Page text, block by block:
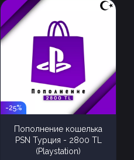
-25%
Пополнение кошелька
PSN Турция - 2800 TL
(Playstation)